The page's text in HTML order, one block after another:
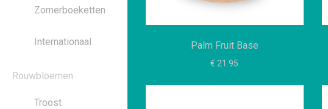
Zomerboeketten
Internationaal
Rouwbloemen
Troost
Palm Fruit Base
€ 21.95